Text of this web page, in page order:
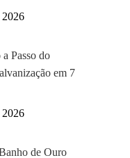
2026
Passo do
em 7
2026
de Ouro